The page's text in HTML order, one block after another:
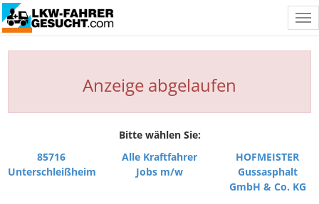
Anzeige abgelaufen
Bitte wählen Sie:
85716
Unterschleißheim
Alle Kraftfahrer
Jobs m/w
HOFMEISTER
Gussasphalt
GmbH & Co. KG